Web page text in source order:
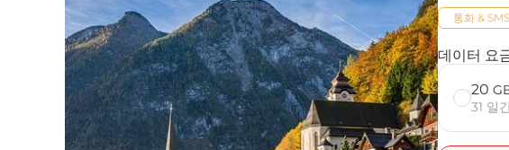
San Marino에서 Billion Connect eSIM을 사용할 때의
Billion Connect 오렌지 월드 이심 FAQ
목적지 및 데이터 요금제 선택
eSIM 설치하기
데이터 요금제 즐기기
안정적인 인터넷 연결
통화 & SMS
데이터 요
20
31 일